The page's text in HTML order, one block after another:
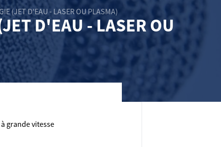
(JET D'EAU - LASER OU PLASMA)
D'EAU - LASER OU
grande vitesse